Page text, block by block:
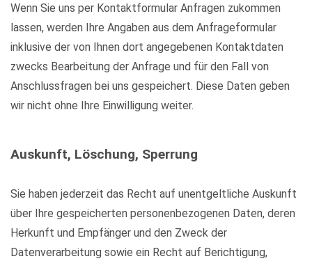
Wenn Sie uns per Kontaktformular Anfragen zukommen
lassen, werden Ihre Angaben aus dem Anfrageformular
inklusive der von Ihnen dort angegebenen Kontaktdaten
zwecks Bearbeitung der Anfrage und für den Fall von
Anschlussfragen bei uns gespeichert. Diese Daten geben
wir nicht ohne Ihre Einwilligung weiter.
Auskunft, Löschung, Sperrung
Sie haben jederzeit das Recht auf unentgeltliche Auskunft
über Ihre gespeicherten personenbezogenen Daten, deren
Herkunft und Empfänger und den Zweck der
Datenverarbeitung sowie ein Recht auf Berichtigung,